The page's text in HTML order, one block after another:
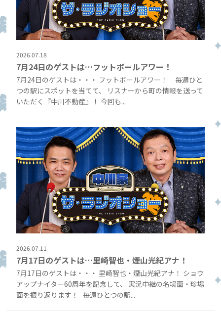
2026.07.18
7月24日のゲストは…フットボールアワー！
7月24日のゲストは・・・ フットボールアワー！ 毎週ひと
つの駅にスポットを当てて、 リスナーから町の情報を送って
いただく『中川不動産』！ 今回も...
2026.07.11
7月17日のゲストは…里崎智也・煙山光紀アナ！
7月17日のゲストは・・・ 里崎智也・煙山光紀アナ！ ショウ
アップナイター60周年を記念して、 実況中継の名場面・珍場
面を振り返ります！ 毎週ひとつの駅...